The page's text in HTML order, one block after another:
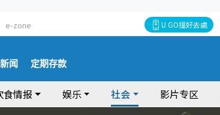
e-zone U GO搵好去處
闻 定期存款
食情报 娱乐 社会 影片专区